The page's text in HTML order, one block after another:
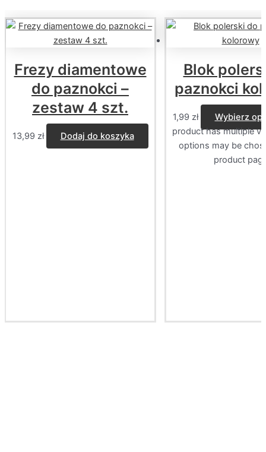
Frezy diamentowe
do paznokci –
zestaw 4 szt.
13,99 zł Dodaj do koszyka
Blok
paznokci
1,99 zł
Wybierz
product has multiple
options may be
product